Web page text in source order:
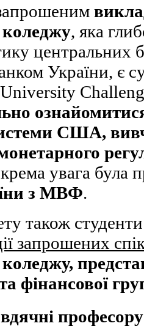
, яка
центральних
України, є
США,
увага була
з МВФ.
також
запрошених
фінансової
професору